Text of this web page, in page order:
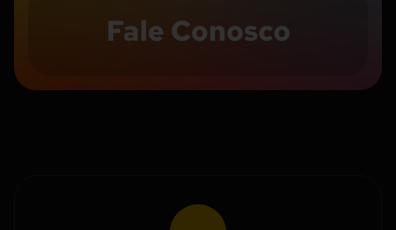
Fale Conosco